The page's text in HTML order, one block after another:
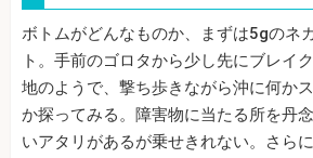
ボトムがどんなものか、まずは5gのネ
ト。手前のゴロタから少し先にブレイ
地のようで、撃ち歩きながら沖に何か
か探ってみる。障害物に当たる所を丹
いアタリがあるが乗せきれない。さら